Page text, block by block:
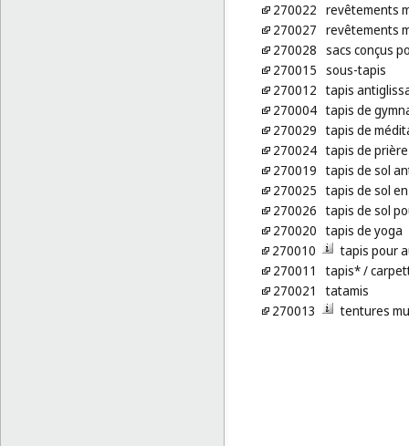
270022 revêtements
270027 revêtements
270028 sacs conçus
270015 sous-tapis
270012 tapis
270004 tapis de
270029 tapis de
270024 tapis de prière
270019 tapis de sol
270025 tapis de sol
270026 tapis de sol
270020 tapis de yoga
270010
tapis pour
270011
tapis*/
270021
tatamis
270013
tentures